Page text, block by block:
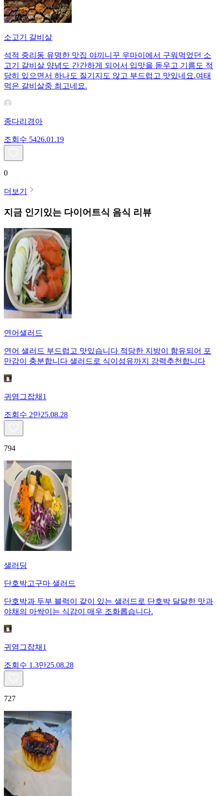
소고기 갈비살
석적 중리동 유명한 맛집 야끼니꾸 우마이에서 구워먹었던 소
고기 갈비살 양념도 간간하게 되어서 입맛을 돋우고 기름도 적
당히 있으면서 하나도 질기지도 않고 부드럽고 맛있네요.여태
먹은 갈비살중 최고네요.
종다리경아
조회수 5426.01.19
0
더보기
지금 인기있는 다이어트식 음식 리뷰
연어샐러드
연어 샐러드 부드럽고 맛있습니다 적당한 지방이 함유되어 포
만감이 충분합니다 샐러드로 식이섬유까지 강력추천합니다
귀염그잡채1
조회수 2만25.08.28
794
샐러딩
단호박고구마 샐러드
단호박과 두부 블럭이 같이 있는 샐러드로 단호박 달달한 맛과
야채의 아싹이는 식감이 매우 조화롭습니다.
귀염그잡채1
조회수 1.3만25.08.28
727